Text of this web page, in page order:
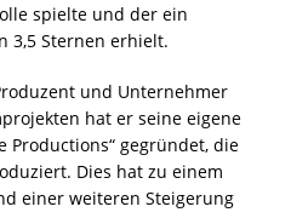
spielte und der ein
3,5 Sternen erhielt.
und Unternehmer
hat er seine eigene
Productions“ gegründet, die
Dies hat zu einem
einer weiteren Steigerung